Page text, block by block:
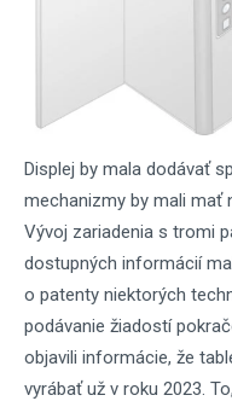
Displej by mala dodávať
mechanizmy by mali mať
Vývoj zariadenia s tromi
dostupných informácií
o patenty niektorých
podávanie žiadostí
objavili informácie, že
vyrábať už v roku 2023.